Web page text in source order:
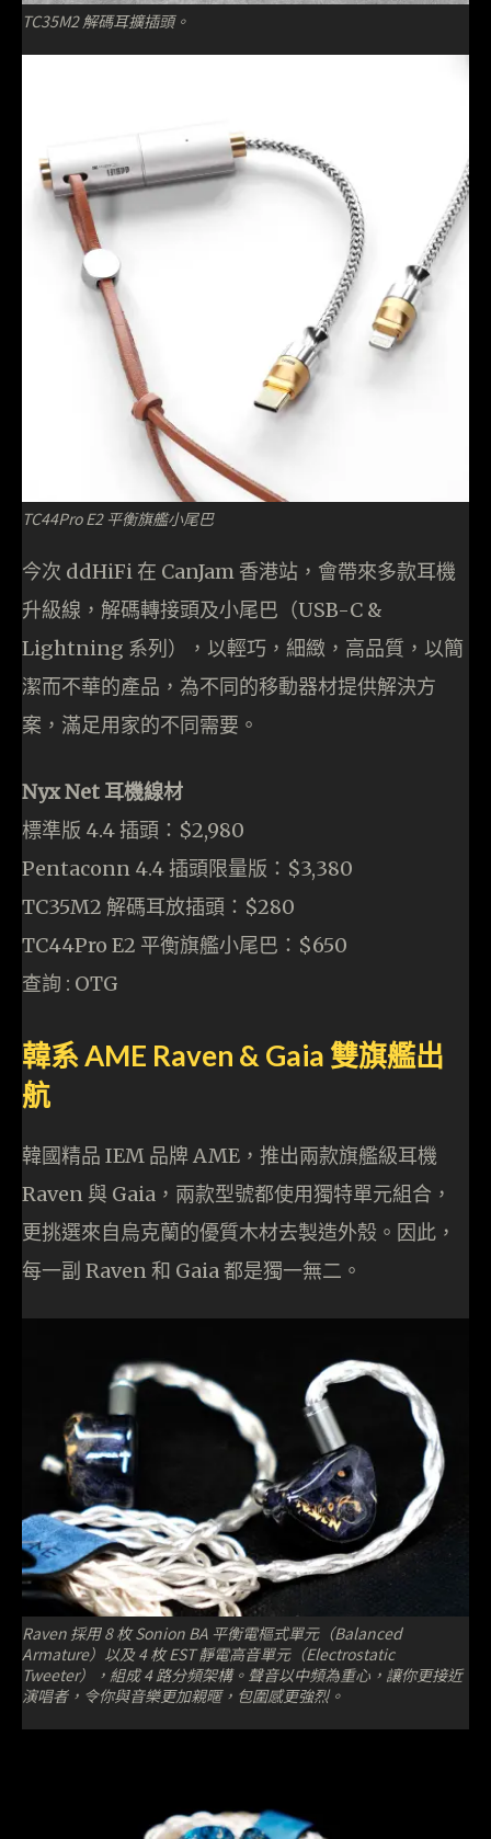
TC35M2 解碼耳擴插頭。
TC44Pro E2 平衡旗艦小尾巴
今次 ddHiFi 在 CanJam 香港站，會帶來多款耳機
升級線，解碼轉接頭及小尾巴（USB-C &
Lightning 系列），以輕巧，細緻，高品質，以簡
潔而不華的產品，為不同的移動器材提供解決方
案，滿足用家的不同需要。
Nyx Net 耳機線材
標準版 4.4 插頭：$2,980
Pentaconn 4.4 插頭限量版：$3,380
TC35M2 解碼耳放插頭：$280
TC44Pro E2 平衡旗艦小尾巴：$650
查詢 : OTG
韓系 AME Raven & Gaia 雙旗艦出
航
韓國精品 IEM 品牌 AME，推出兩款旗艦級耳機
Raven 與 Gaia，兩款型號都使用獨特單元組合，
更挑選來自烏克蘭的優質木材去製造外殼。因此，
每一副 Raven 和 Gaia 都是獨一無二。
Raven 採用 8 枚 Sonion BA 平衡電樞式單元（Balanced
Armature）以及 4 枚 EST 靜電高音單元（Electrostatic
Tweeter），組成 4 路分頻架構。聲音以中頻為重心，讓你更接近
演唱者，令你與音樂更加親暱，包圍感更強烈。